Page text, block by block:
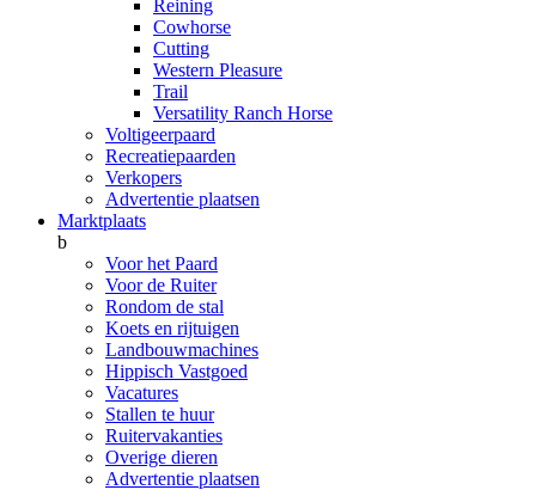
Reining
Cowhorse
Cutting
Western Pleasure
Trail
Versatility Ranch Horse
Voltigeerpaard
Recreatiepaarden
Verkopers
Advertentie plaatsen
Marktplaats
b
Voor het Paard
Voor de Ruiter
Rondom de stal
Koets en rijtuigen
Landbouwmachines
Hippisch Vastgoed
Vacatures
Stallen te huur
Ruitervakanties
Overige dieren
Advertentie plaatsen